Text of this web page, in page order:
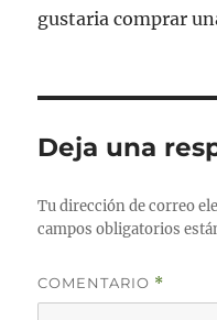
gustaria comprar
Deja una
Tu dirección de correo
campos obligatorios
COMENTARIO *